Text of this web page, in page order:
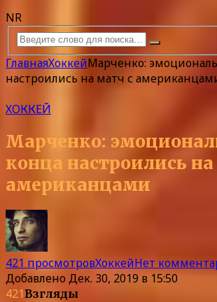
NR
ГлавнаяХоккейМарченко:
настроились на матч с
ХОККЕЙ
Марченко:
конца настроились
американцами
421 просмотровХоккейНет
ДобавленоДек. 30, 2019 в 15:50
421Взгляды